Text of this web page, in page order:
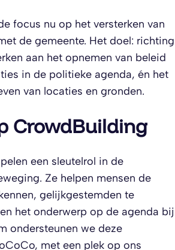
focus nu op het versterken van
de gemeente. Het doel: richting
aan het opnemen van beleid
in de politieke agenda, én het
van locaties en gronden.
CrowdBuilding
een sleutelrol in de
Ze helpen mensen de
gelijkgestemden te
het onderwerp op de agenda bij
ondersteunen we deze
met een plek op ons